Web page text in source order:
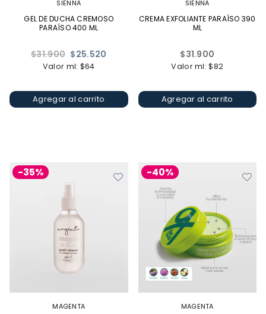
SIENNA
GEL DE DUCHA CREMOSO
PARAÍSO 400 ML
Precio
habitual
$31.900 $25.520
Valor ml: $64
Agregar al carrito
SIENNA
CREMA EXFOLIANTE PARAÍSO 390
ML
Precio
habitual
$31.900
Valor ml: $82
Agregar al carrito
-35%
MAGENTA
-40%
MAGENTA